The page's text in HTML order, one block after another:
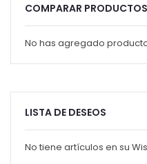
COMPARAR PRODUCTOS
No has agregado
LISTA DE DESEOS
No tiene artículos en su